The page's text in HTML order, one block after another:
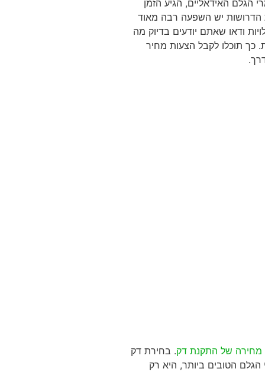
הגלם האידאליים, הגיע הזמן
הדרושות יש השפעה רבה מאוד
ודאו שאתם יודעים בדיוק מה
כך תוכלו לקבל הצעות מחיר
מחירה של התקנת דק. בחירת דק
הגלם הטובים ביותר, היא רק